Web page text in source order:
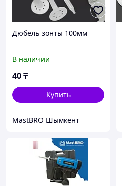
Дюбель зонты 100мм
В наличии
40₸
Купить
MastBRO Шымкент